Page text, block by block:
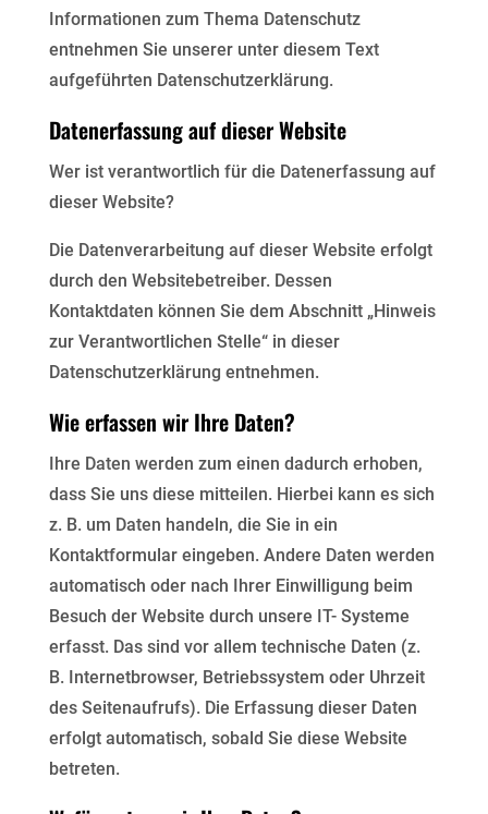
Informationen zum Thema Datenschutz
entnehmen Sie unserer unter diesem Text
aufgeführten Datenschutzerklärung.
Datenerfassung auf dieser Website
Wer ist verantwortlich für die Datenerfassung auf
dieser Website?
Die Datenverarbeitung auf dieser Website erfolgt
durch den Websitebetreiber. Dessen
Kontaktdaten können Sie dem Abschnitt „Hinweis
zur Verantwortlichen Stelle“ in dieser
Datenschutzerklärung entnehmen.
Wie erfassen wir Ihre Daten?
Ihre Daten werden zum einen dadurch erhoben,
dass Sie uns diese mitteilen. Hierbei kann es sich
z. B. um Daten handeln, die Sie in ein
Kontaktformular eingeben. Andere Daten werden
automatisch oder nach Ihrer Einwilligung beim
Besuch der Website durch unsere IT- Systeme
erfasst. Das sind vor allem technische Daten (z.
B. Internetbrowser, Betriebssystem oder Uhrzeit
des Seitenaufrufs). Die Erfassung dieser Daten
erfolgt automatisch, sobald Sie diese Website
betreten.